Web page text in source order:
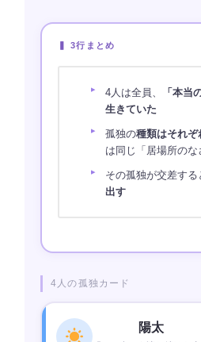
▍ 3行まとめ
4人は全員、
「本当
生きていた
孤独の種類はそれぞ
は同じ「居場所のな
その孤独が交差する
出す
4人の孤独カード
陽太